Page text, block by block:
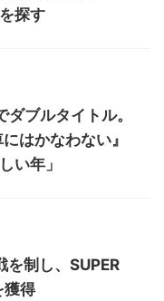
探す
ブルタイトル。
はかなわない』
い年」
制し、SUPER
獲得